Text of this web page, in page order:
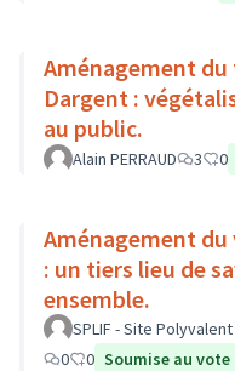
Aménagement
Dargent :
au public.
Alain PERRAUD 3 0
Aménagement
: un tiers lieu de
ensemble.
SPLIF - Site
0
0 Soumise au vote